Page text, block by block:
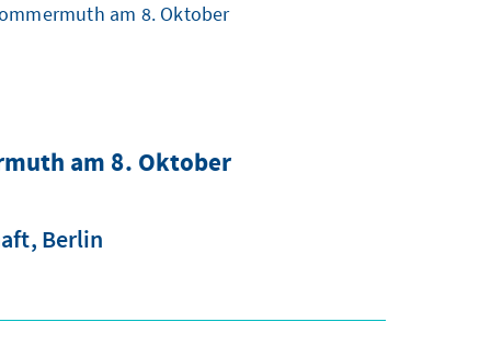
am 8. Oktober
am 8. Oktober
Berlin